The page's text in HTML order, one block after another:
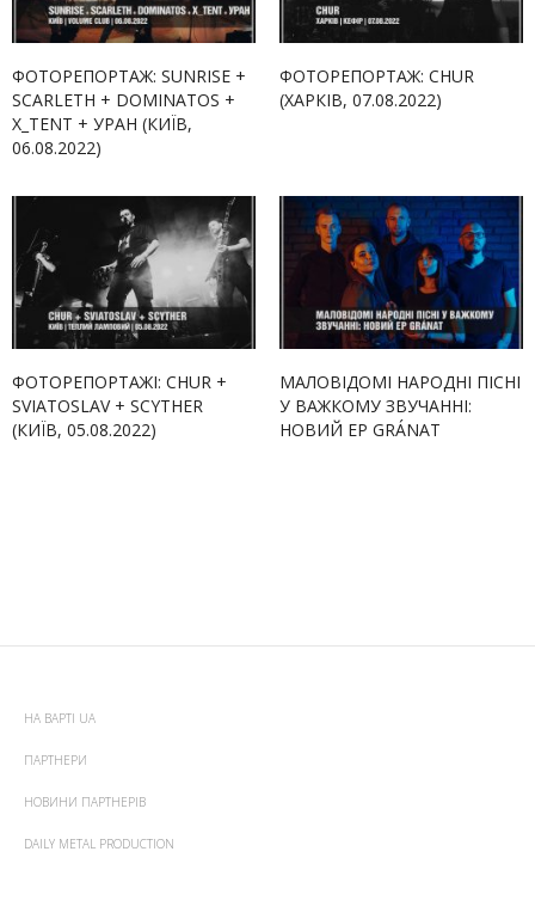
ФОТОРЕПОРТАЖ: SUNRISE +
SCARLETH + DOMINATOS +
X_TENT + УРАН (КИЇВ,
06.08.2022)
ФОТОРЕПОРТАЖ: CHUR
(ХАРКІВ, 07.08.2022)
ФОТОРЕПОРТАЖІ: CHUR +
SVIATOSLAV + SCYTHER
(КИЇВ, 05.08.2022)
МАЛОВІДОМІ НАРОДНІ ПІСНІ
У ВАЖКОМУ ЗВУЧАННІ:
НОВИЙ EP GRÁNAT
НА ВАРТІ UA
ПАРТНЕРИ
НОВИНИ ПАРТНЕРІВ
DAILY METAL PRODUCTION